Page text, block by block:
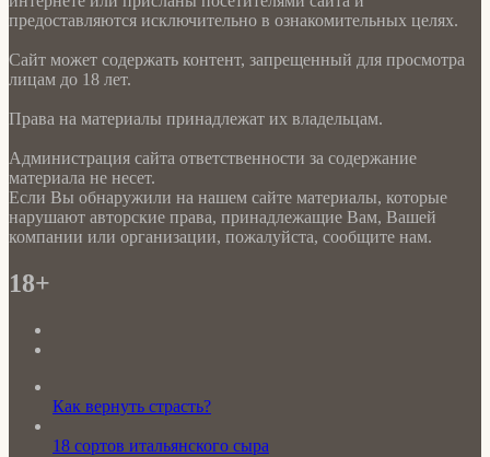
предоставляются исключительно в ознакомительных целях.
Сайт может содержать контент, запрещенный для просмотра
лицам до 18 лет.
Права на материалы принадлежат их владельцам.
Администрация сайта ответственности за содержание
материала не несет.
Если Вы обнаружили на нашем сайте материалы, которые
нарушают авторские права, принадлежащие Вам, Вашей
компании или организации, пожалуйста, сообщите нам.
18+
Как вернуть страсть?
18 сортов итальянского сыра